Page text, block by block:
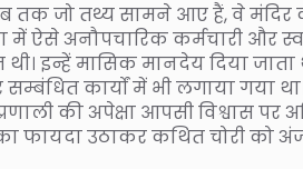
तक जो तथ्य सामने आए हैं, वे मंदिर
में ऐसे अनौपचारिक कर्मचारी और
थी। इन्हें मासिक मानदेय दिया
कार्यों में भी लगाया गया
की अपेक्षा आपसी विश्वास
फायदा उठाकर कथित चोरी को